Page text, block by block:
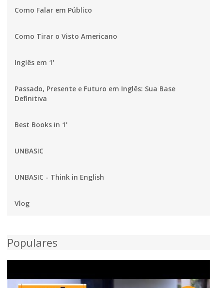
Como Falar em Público
Como Tirar o Visto Americano
Inglês em 1'
Passado, Presente e Futuro em Inglês: Sua Base
Definitiva
Best Books in 1'
UNBASIC
UNBASIC - Think in English
Vlog
Populares